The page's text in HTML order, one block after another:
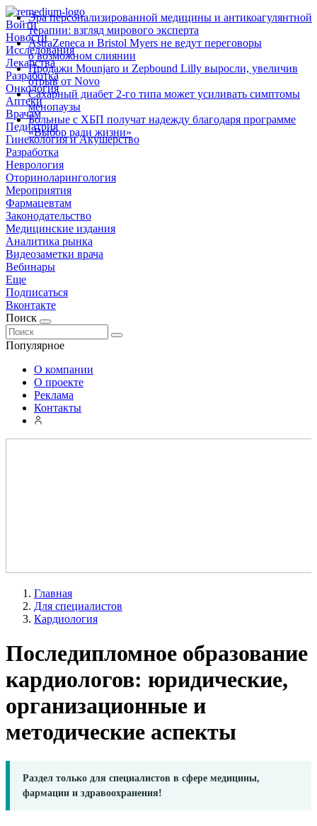
Войти
Новости
Исследования
Лекарства
Разработка
Онкология
Аптеки
Врачам
Педиатрия
Гинекология и Акушерство
Разработка
Неврология
Оториноларингология
Мероприятия
Фармацевтам
Законодательство
Медицинские издания
Аналитика рынка
Видеозаметки врача
Вебинары
Еще
Подписаться
Вконтакте
Поиск
Популярное
Эра персонализированной медицины и антикоагулянтной
терапии: взгляд мирового эксперта
AstraZeneca и Bristol Myers не ведут переговоры
о возможном слиянии
Продажи Mounjaro и Zepbound Lilly выросли, увеличив
отрыв от Novo
Сахарный диабет 2‑го типа может усиливать симптомы
менопаузы
Больные с ХБП получат надежду благодаря программе
«Выбор ради жизни»
О компании
О проекте
Реклама
Контакты
Главная
Для специалистов
Кардиология
Последипломное образование
кардиологов: юридические,
организационные и
методические аспекты
Раздел только для специалистов в сфере медицины,
фармации и здравоохранения!